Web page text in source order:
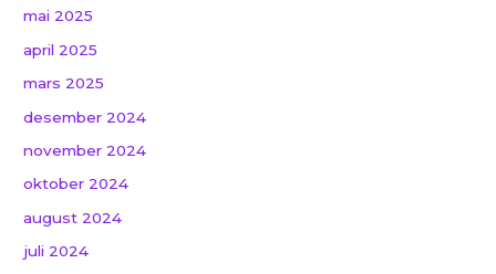
mai 2025
april 2025
mars 2025
desember 2024
november 2024
oktober 2024
august 2024
juli 2024